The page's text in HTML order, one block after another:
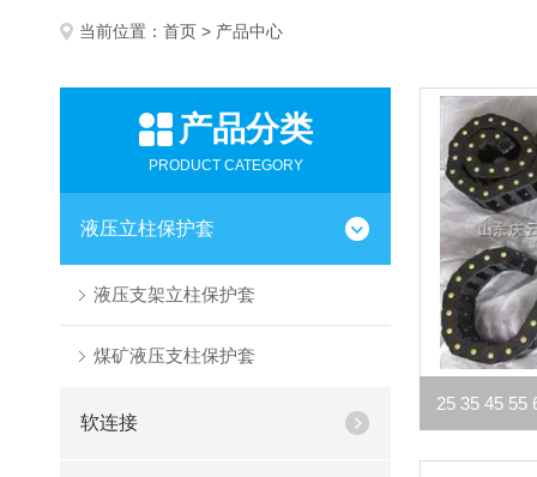
当前位置： 首页 > 产品中心
产品分类
PRODUCT CATEGORY
液压立柱保护套
液压支架立柱保护套
煤矿液压支柱保护套
软连接